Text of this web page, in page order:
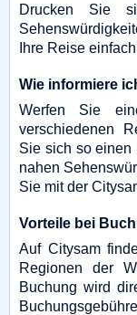
Drucken Sie
Ihre Reise
Wie informiere
Werfen Sie
verschiedenen
Sie sich so einen
nahen
Sie mit der
Vorteile bei
Auf Citysam
Regionen der
Buchung wird